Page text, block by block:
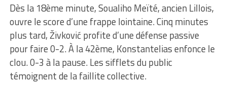
Dès la 18ème minute, Soualiho Meïté, ancien Lillois,
ouvre le score d’une frappe lointaine. Cinq minutes
plus tard, Živković profite d’une défense passive
pour faire 0-2. À la 42ème, Konstantelias enfonce le
clou. 0-3 à la pause. Les sifflets du public
témoignent de la faillite collective.